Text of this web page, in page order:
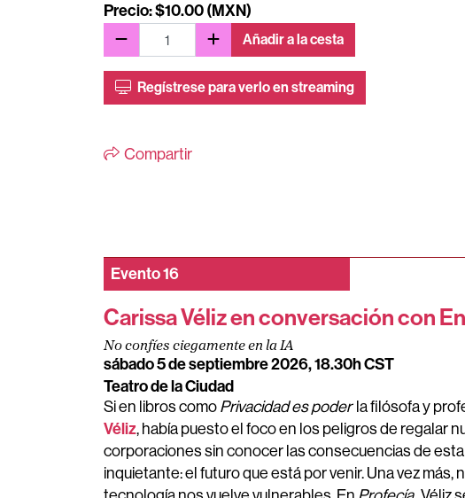
Precio: $10.00 (MXN)
Añadir a la cesta
Regístrese para verlo en streaming
Compartir
Evento16
Carissa Véliz en conversación con
No confíes ciegamente en la IA
sábado 5 de septiembre 2026, 18.30h CST
Teatro de la Ciudad
Si en libros como Privacidad es poderla filósofa y
Véliz, había puesto el foco en los peligros de regalar
corporaciones sin conocer las consecuencias de
inquietante: el futuro que está por venir. Una vez